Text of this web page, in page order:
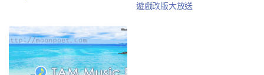
遊戲改版大放送